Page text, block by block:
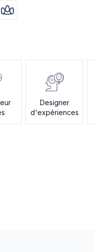
Designer
d'expériences